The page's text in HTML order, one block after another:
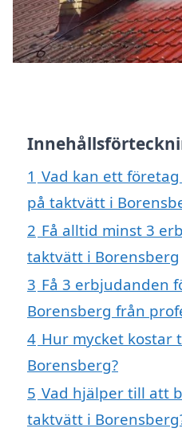
1 Vad kan ett
på taktvätt i
2 Få alltid minst 3
taktvätt i Borensberg
3 Få 3 erbjudanden
Borensberg från
4 Hur mycket kostar
Borensberg?
5 Vad hjälper till att
taktvätt i